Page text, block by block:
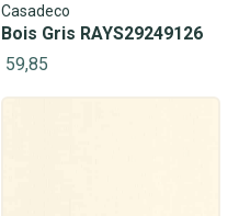
Casadeco
Bois Gris RAYS29249126
59,85